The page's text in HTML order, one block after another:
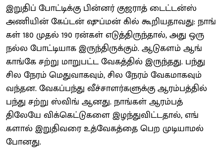
இறு​திப் போட்​டிக்கு பின்​னர் குஜ​ராத் டைட்​டன்ஸ்
அணி​யின் கேப்டன் ஷுப்​மன் கில் கூறிய​தாவது: நாங்​
கள் 180 முதல் 190 ரன்கள் எடுத்​திருந்​தால், அது ஒரு
நல்ல போட்​டி​யாக இருந்திருக்கும். ஆடு​களம் ஆங்​
காங்கே சற்று மாறு​பட்ட வேகத்தில் இருந்​தது. பந்து
சில நேரம் மெது​வாக​வும், சில நேரம் வேக​மாக​வும்
வந்​தன. வேகப்​பந்து வீச்​சாளர்​களுக்கு ஆரம்​பத்​தில்
பந்து சற்று ஸ்விங் ஆனது. நாங்​கள் ஆரம்​பத்​
திலேயே விக்கெட்டுகளை இழந்​து​விட்​ட​தால், எங்​
களால் இறு​திவரை உத்வேகத்தை பெற முடி​யாமல்
போனது.